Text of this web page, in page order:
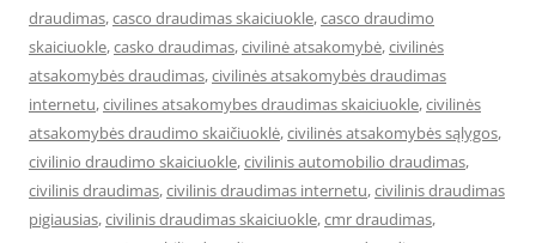
draudimas,casco draudimas skaiciuokle,casco draudimo
skaiciuokle,casko draudimas,civilinė atsakomybė,civilinės
atsakomybės draudimas,civilinės atsakomybės draudimas
internetu,civilines atsakomybes draudimas skaiciuokle,civilinės
atsakomybės draudimo skaičiuoklė,civilinės atsakomybės sąlygos,
civilinio draudimo skaiciuokle,civilinis automobilio draudimas,
civilinis draudimas,civilinis draudimas internetu,civilinis draudimas
pigiausias,civilinis draudimas skaiciuokle,cmr draudimas,